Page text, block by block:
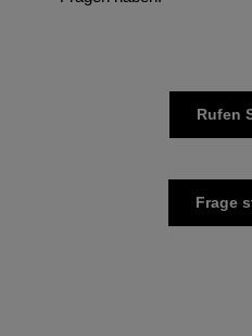
Rufen
Frage